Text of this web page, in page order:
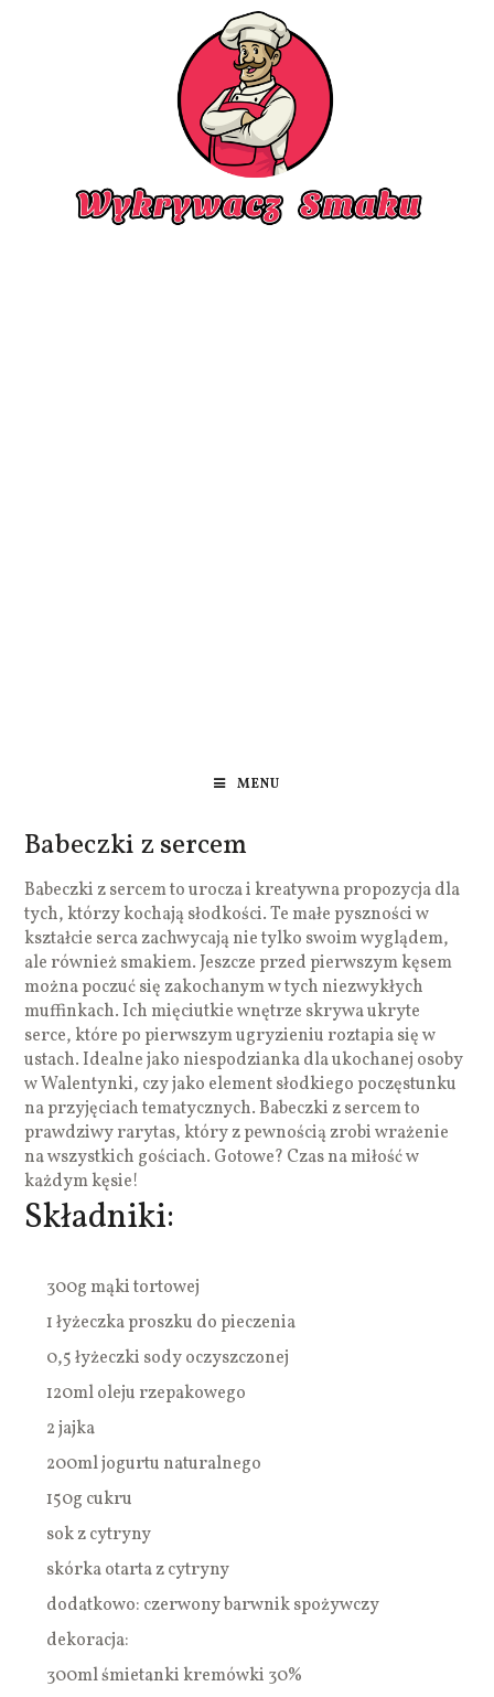
MENU
Babeczki z sercem
Babeczki z sercem to urocza i kreatywna propozycja dla
tych, którzy kochają słodkości. Te małe pyszności w
kształcie serca zachwycają nie tylko swoim wyglądem,
ale również smakiem. Jeszcze przed pierwszym kęsem
można poczuć się zakochanym w tych niezwykłych
muffinkach. Ich mięciutkie wnętrze skrywa ukryte
serce, które po pierwszym ugryzieniu roztapia się w
ustach. Idealne jako niespodzianka dla ukochanej osoby
w Walentynki, czy jako element słodkiego poczęstunku
na przyjęciach tematycznych. Babeczki z sercem to
prawdziwy rarytas, który z pewnością zrobi wrażenie
na wszystkich gościach. Gotowe? Czas na miłość w
każdym kęsie!
Składniki:
300g mąki tortowej
1 łyżeczka proszku do pieczenia
0,5 łyżeczki sody oczyszczonej
120ml oleju rzepakowego
2 jajka
200ml jogurtu naturalnego
150g cukru
sok z cytryny
skórka otarta z cytryny
dodatkowo: czerwony barwnik spożywczy
dekoracja:
300ml śmietanki kremówki 30%